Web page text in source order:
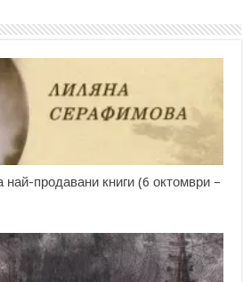
най-продавани книги (6 октомври –